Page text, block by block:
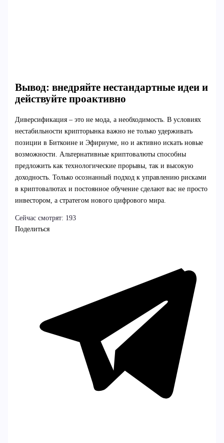
Вывод: внедряйте нестандартные идеи и
действуйте проактивно
Диверсификация – это не мода, а необходимость. В условиях
нестабильности крипторынка важно не только удерживать
позиции в Биткоине и Эфириуме, но и активно искать новые
возможности. Альтернативные криптовалюты способны
предложить как технологические прорывы, так и высокую
доходность. Только осознанный подход к управлению рисками
в криптовалютах и постоянное обучение сделают вас не просто
инвестором, а стратегом нового цифрового мира.
Сейчас смотрят: 193
Поделиться